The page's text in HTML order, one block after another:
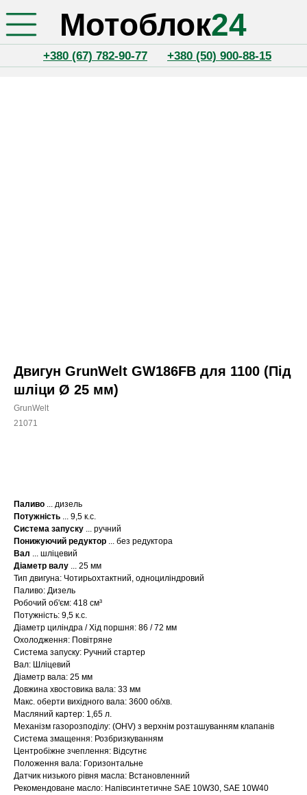
Мотоблок24
Двигун GrunWelt GW186FВ для 1100 (Під
шліци Ø 25 мм)
GrunWelt
21071
Паливо ... дизель
Потужність ... 9,5 к.с.
Система запуску ... ручний
Понижуючий редуктор ... без редуктора
Вал ... шліцевий
Діаметр валу ... 25 мм
Тип двигуна: Чотирьохтактний, одноциліндровий
Паливо: Дизель
Робочий об'єм: 418 см³
Потужність: 9,5 к.с.
Діаметр циліндра / Хід поршня: 86 / 72 мм
Охолодження: Повітряне
Система запуску: Ручний стартер
Вал: Шліцевий
Діаметр вала: 25 мм
Довжина хвостовика вала: 33 мм
Макс. оберти вихідного вала: 3600 об/хв.
Масляний картер: 1,65 л.
Механізм газорозподілу: (OHV) з верхнім розташуванням клапанів
Система змащення: Розбризкуванням
Центробіжне зчеплення: Відсутнє
Положення вала: Горизонтальне
Датчик низького рівня масла: Встановленний
Рекомендоване масло: Напівсинтетичне SAE 10W30, SAE 10W40